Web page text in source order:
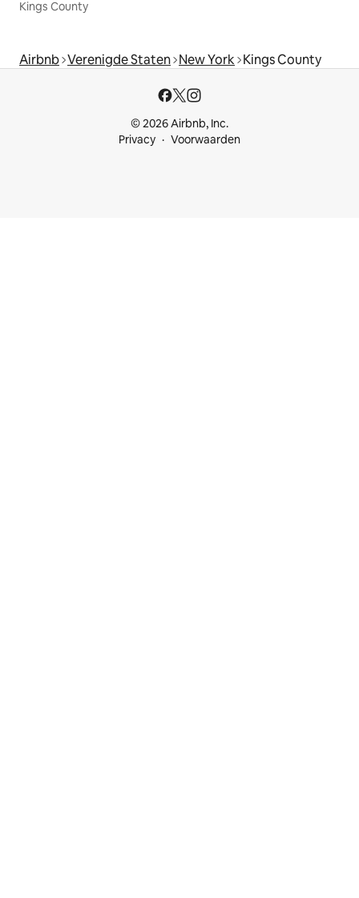
Kings County
Airbnb Verenigde Staten New York Kings County
© 2026 Airbnb, Inc.
Privacy
Voorwaarden